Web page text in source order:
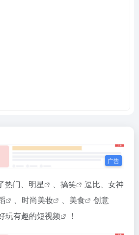
门、 明星 搞笑 逗比、 女神
、时尚美妆 美食
创意
玩有趣的短视频 ！